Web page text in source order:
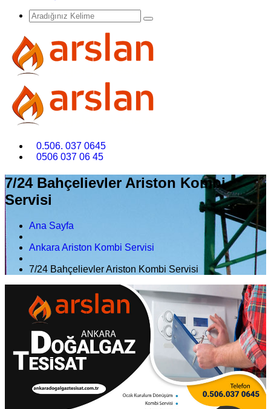
0.506. 037 0645
0506 037 06 45
7/24 Bahçelievler Ariston Kombi
Servisi
Ana Sayfa
Ankara Ariston Kombi Servisi
7/24 Bahçelievler Ariston Kombi Servisi